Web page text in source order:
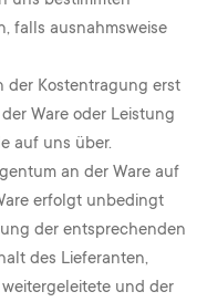
falls ausnahmsweise
der Kostentragung erst
Ware oder Leistung
auf uns über.
an der Ware auf
erfolgt unbedingt
der entsprechenden
des Lieferanten,
und der